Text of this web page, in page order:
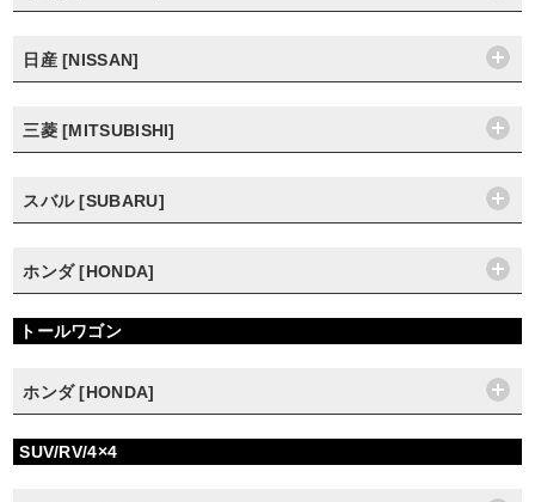
日産 [NISSAN]
三菱 [MITSUBISHI]
スバル [SUBARU]
ホンダ [HONDA]
トールワゴン
ホンダ [HONDA]
SUV/RV/4×4